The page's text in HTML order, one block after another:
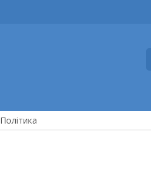
Політика